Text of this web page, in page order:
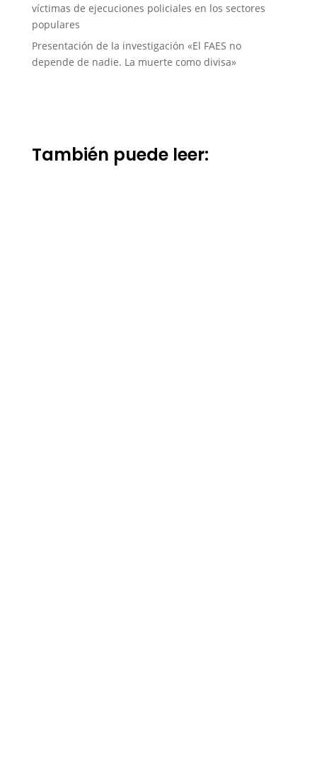
víctimas de ejecuciones policiales en los sectores
populares
Presentación de la investigación «El FAES no
depende de nadie. La muerte como divisa»
También puede leer: